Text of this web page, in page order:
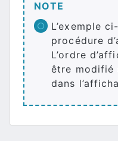
NOTE
L’exemple
procédure
L’ordre
être modifié
dans